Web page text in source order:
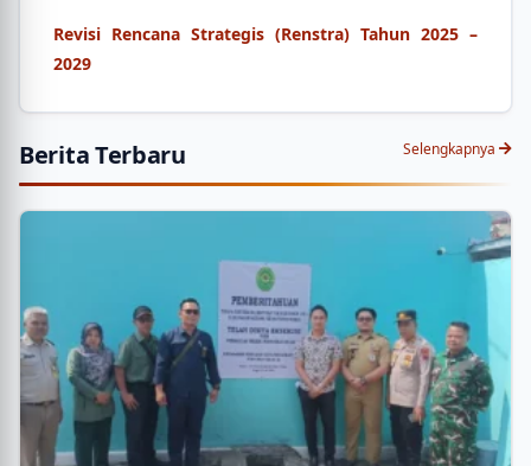
Revisi Rencana Strategis (Renstra) Tahun 2025 –
2029
Berita Terbaru Selengkapnya